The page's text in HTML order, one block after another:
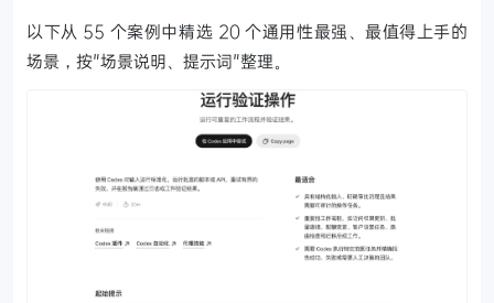
以下从 55 个案例中精选 20 个通用性最强、最值得上手的
场景，按"场景说明、提示词"整理。